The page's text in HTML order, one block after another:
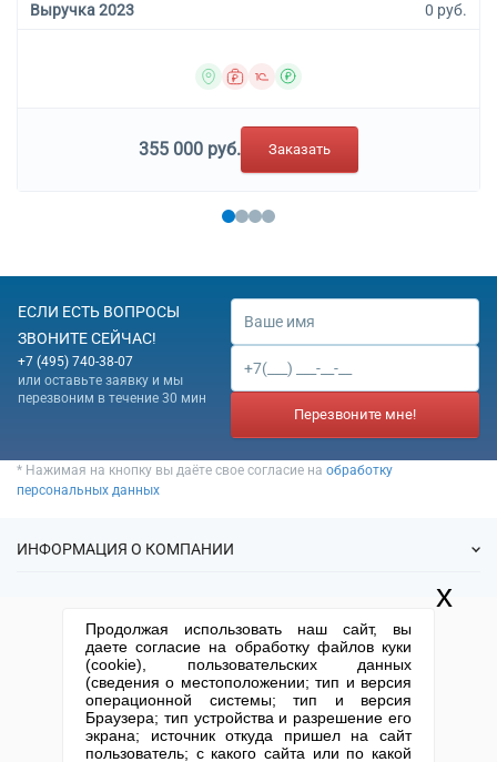
Выручка 2023 0 руб.
355 000 руб. Заказать
ЕСЛИ ЕСТЬ ВОПРОСЫ
ЗВОНИТЕ СЕЙЧАС!
+7 (495) 740-38-07
или оставьте заявку и мы
перезвоним в течение 30 мин
Перезвоните мне!
* Нажимая на кнопку вы даёте свое согласие на обработку
персональных данных
ИНФОРМАЦИЯ О КОМПАНИИ
Спецпредложения
Готовые фирмы
Продажа фирм
Регистрация
Ликвидация
КОНТАКТНАЯ ИНФОРМАЦИЯ
+7 (495) 740-38-07
(По Москве)
mail@1-urist.ru
Спросить у юриста
Продолжая использовать наш сайт, вы
даете согласие на обработку файлов куки
(cookie), пользовательских данных
(сведения о местоположении; тип и версия
операционной системы; тип и версия
Браузера; тип устройства и разрешение его
экрана; источник откуда пришел на сайт
пользователь; с какого сайта или по какой
x